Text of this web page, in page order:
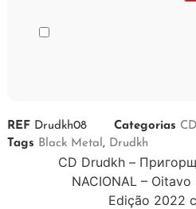
REF Drudkh08 Categorias
Tags Black Metal , Drudkh
CD Drudkh –
NACIONAL –
Edição 2022